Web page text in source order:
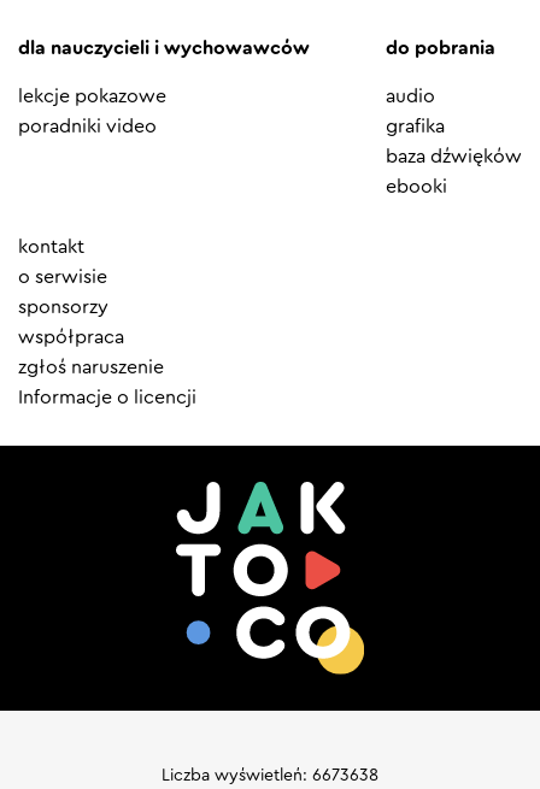
dla nauczycieli i wychowawców
lekcje pokazowe
poradniki video
do pobrania
audio
grafika
baza dźwięków
ebooki
Element
menu
kontakt
o serwisie
sponsorzy
współpraca
zgłoś naruszenie
Informacje o licencji
Liczba wyświetleń: 6673638